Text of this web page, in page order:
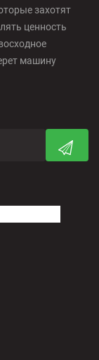
захотят
ценность
машину